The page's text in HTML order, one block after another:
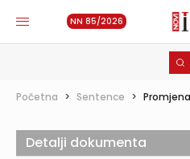
NN 85/2026
Početna > Sentence >
Detalji dokumenta